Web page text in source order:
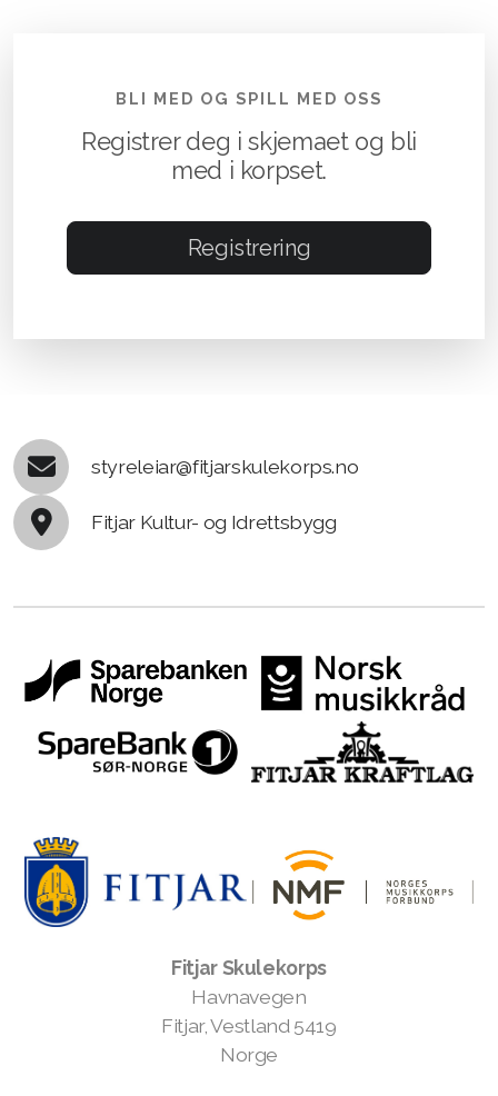
BLI MED OG SPILL MED OSS
Registrer deg i skjemaet og bli
med i korpset.
Registrering
styreleiar@fitjarskulekorps.no
Fitjar Kultur- og Idrettsbygg
Fitjar Skulekorps
Havnavegen
Fitjar, Vestland 5419
Norge